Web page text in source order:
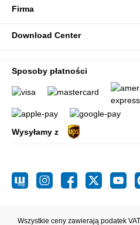
Firma
Download Center
Sposoby płatności
Wysyłamy z
Wszystkie ceny zawierają podatek